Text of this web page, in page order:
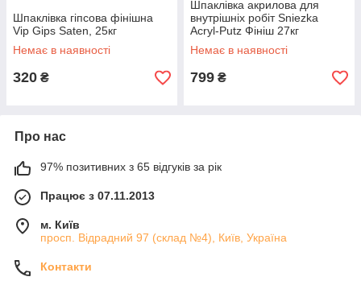
Шпаклівка гіпсова фінішна
Vip Gips Saten, 25кг
Немає в наявності
320 ₴
Шпаклівка акрилова для
внутрішніх робіт Sniezka
Acryl-Putz Фініш 27кг
Немає в наявності
799 ₴
Про нас
97% позитивних з 65 відгуків за рік
Працює з 07.11.2013
м. Київ
просп. Відрадний 97 (склад №4), Київ, Україна
Контакти